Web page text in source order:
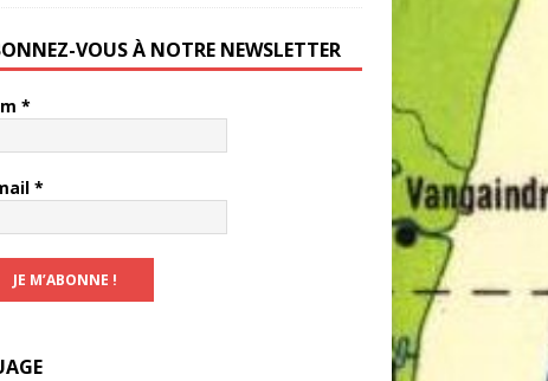
VOUS À NOTRE NEWSLETTER
*
*